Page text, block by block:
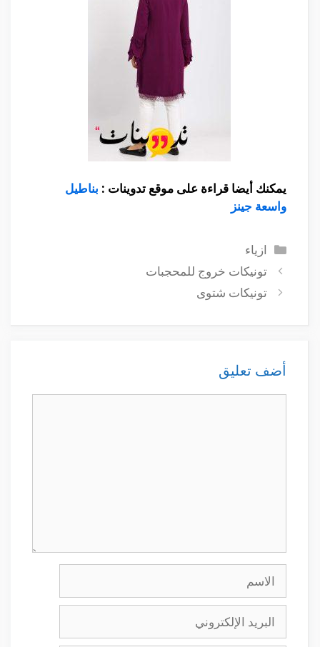
يمكنك أيضا قراءة على موقع تدوينات : بناطيل
واسعة جينز
التصنيفات
ازياء
تونيكات خروج للمحجبات
تونيكات شتوى
أضف تعليق
الاسم
البريد
الإلكتروني